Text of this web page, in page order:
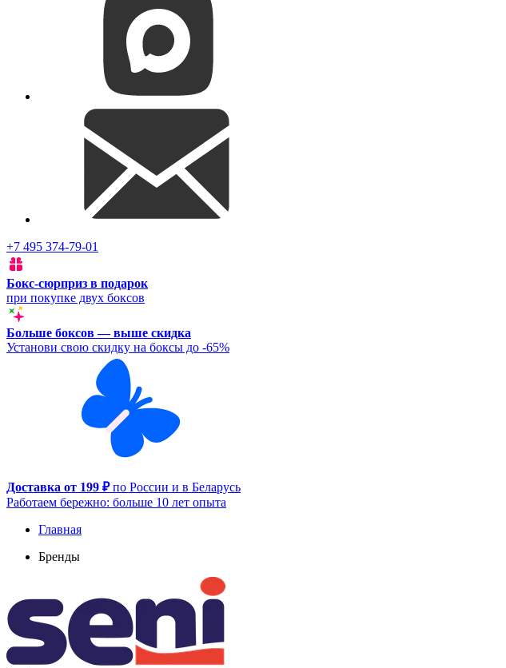
+7 495 374-79-01
Бокс-сюрприз в подарок
при покупке двух боксов
Больше боксов — выше скидка
Установи свою скидку на боксы до -65%
Доставка от 199 ₽по России и в Беларусь
Работаем бережно: больше 10 лет опыта
Главная
Бренды